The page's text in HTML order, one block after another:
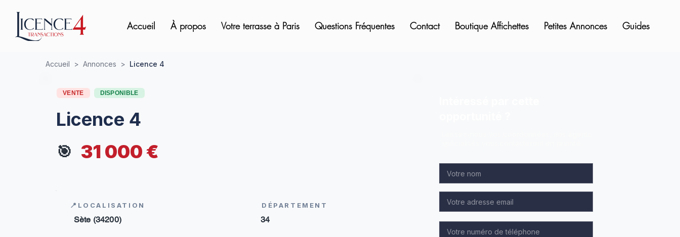
Accueil À propos Votre terrasse à Paris Questions Fréquentes Contact Boutique Affichettes Petites Annonces Guides
Accueil > Annonces > Licence 4
VENTE DISPONIBLE
Licence 4
🎯 31 000 €
📍LOCALISATION
Sète (34200)
DÉPARTEMENT
34